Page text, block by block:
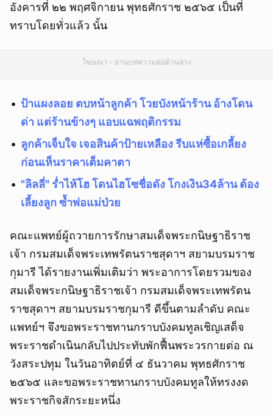
อังคารที่ ๒๒ พฤศจิกายน พุทธศักราช ๒๕๖๕ เป็นที่
ทราบโดยทั่วแล้ว นั้น
โฆษณา - อ่านบทความต่อด้านล่าง
ป้าแผงลอย ตบหน้าลูกค้า โวยบังหน้าร้าน อ้างโดน
ด่า แต่ร้านข้างๆ แอบแฉพฤติกรรม
ลูกค้าเจ็บใจ เจอสินค้าป้ายเหลือง รีบแห่ซื้อเกลี้ยง
ก่อนเห็นราคาเต็มคาตา
"ลิลลี่" ร่ำไห้โฮ โดนไฮโซชื่อดัง โกงเงิน34ล้าน ต้อง
เลี้ยงลูก ซ้ำพ่อแม่ป่วย
คณะแพทย์ผู้ถวายการรักษาสมเด็จพระกนิษฐาธิราช
เจ้า กรมสมเด็จพระเทพรัตนราชสุดาฯ สยามบรมราช
กุมารี ได้รายงานเพิ่มเติมว่า พระอาการโดยรวมของ
สมเด็จพระกนิษฐาธิราชเจ้า กรมสมเด็จพระเทพรัตน
ราชสุดาฯ สยามบรมราชกุมารี ดีขึ้นตามลำดับ คณะ
แพทย์ฯ จึงขอพระราชทานกราบบังคมทูลเชิญเสด็จ
พระราชดำเนินกลับไปประทับพักฟื้นพระวรกายต่อ ณ
วังสระปทุม ในวันอาทิตย์ที่ ๔ ธันวาคม พุทธศักราช
๒๕๖๕ และขอพระราชทานกราบบังคมทูลให้ทรงงด
พระราชกิจสักระยะหนึ่ง